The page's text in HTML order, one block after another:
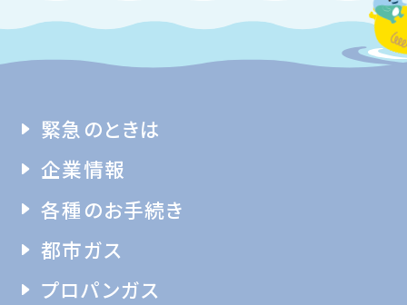
緊急のときは
企業情報
各種のお手続き
都市ガス
プロパンガス